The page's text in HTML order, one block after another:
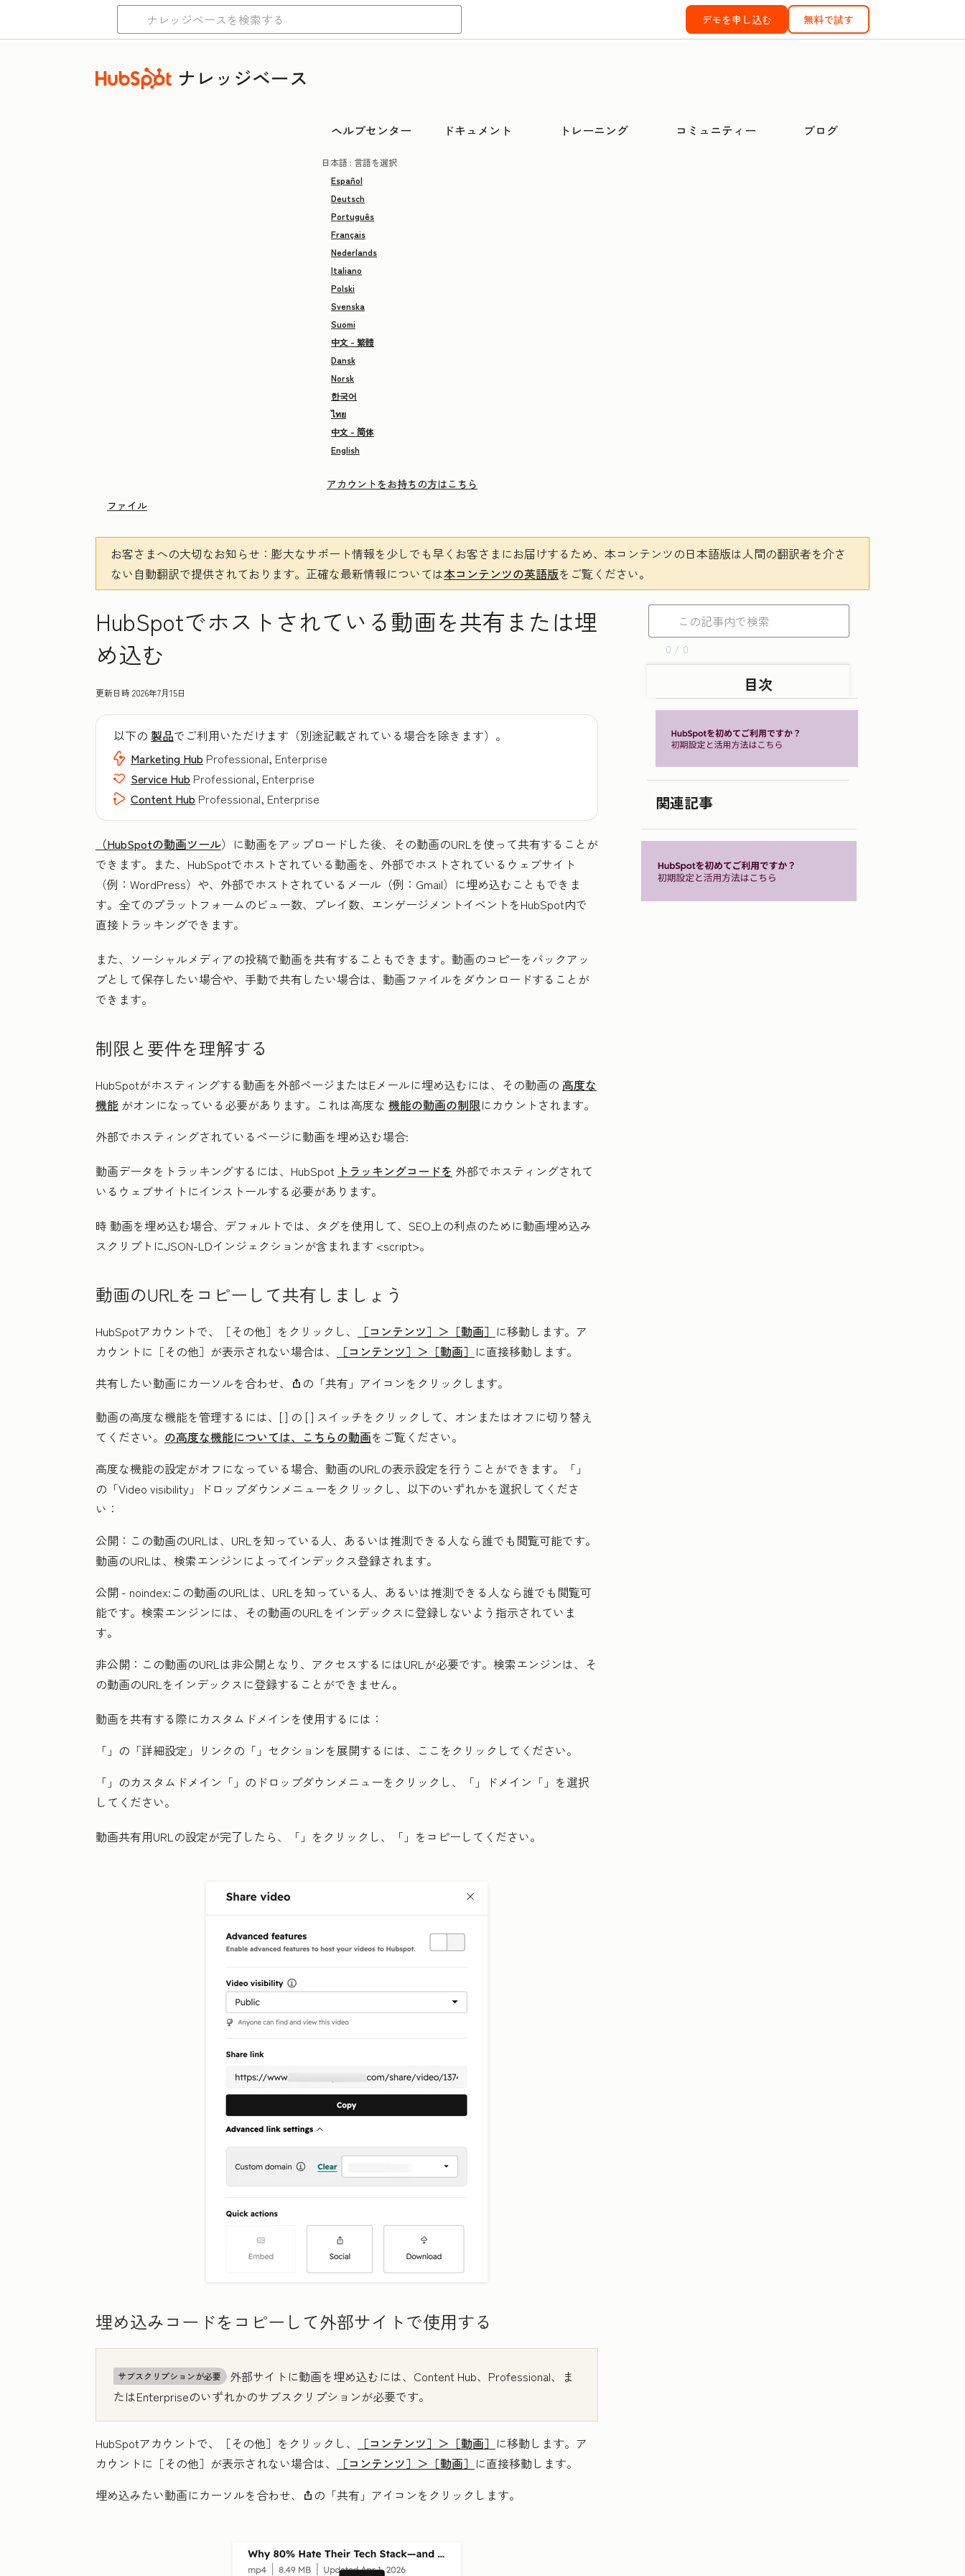
デモを申し込む 無料で試す
ナレッジベース
ヘルプセンター ドキュメント トレーニング コミュニティー ブログ
日本語 : 言語を選択
Español
Deutsch
Português
Français
Nederlands
Italiano
Polski
Svenska
Suomi
中文 - 繁體
Dansk
Norsk
한국어
ไทย
中文 - 简体
English
アカウントをお持ちの方はこちら
ファイル
お客さまへの大切なお知らせ ：膨大なサポート情報を少しでも早くお客さまにお届けするため、本コンテンツの日本語版は人間の翻訳者を介さ
ない自動翻訳で提供されております。 正確な最新情報については本コンテンツの英語版をご覧ください。
HubSpotでホストされている動画を共有または埋
め込む
更新日時2026年7月15日
以下の 製品でご利用いただけます（別途記載されている場合を除きます）。
Marketing Hub Professional, Enterprise
Service Hub Professional, Enterprise
Content Hub Professional, Enterprise
（HubSpotの動画ツール）に動画をアップロードした後、その動画のURLを使って共有することが
できます。また、HubSpotでホストされている動画を、外部でホストされているウェブサイト
（例：WordPress）や、外部でホストされているメール（例：Gmail）に埋め込むこともできま
す。全てのプラットフォームのビュー数、プレイ数、エンゲージメントイベントをHubSpot内で
直接トラッキングできます。
また、ソーシャルメディアの投稿で動画を共有することもできます。動画のコピーをバックアッ
プとして保存したい場合や、手動で共有したい場合は、動画ファイルをダウンロードすることが
できます。
制限と要件を理解する
HubSpotがホスティングする動画を外部ページまたはEメールに埋め込むには、その動画の 高度な
機能 がオンになっている必要があります。これは高度な 機能の動画の制限にカウントされます。
外部でホスティングされているページに動画を埋め込む場合:
動画データをトラッキングするには、HubSpot トラッキングコードを 外部でホスティングされて
いるウェブサイトにインストールする必要があります。
時 動画を埋め込む場合、デフォルトでは、タグを使用して、SEO上の利点のために動画埋め込み
スクリプトにJSON-LDインジェクションが含まれます <script>。
動画のURLをコピーして共有しましょう
HubSpotアカウントで、 ［その他］をクリックし、 ［コンテンツ］＞ ［動画］ に移動します。ア
カウントに ［その他］が表示されない場合は、 ［コンテンツ］＞ ［動画］ に直接移動します。​
共有したい動画にカーソルを合わせ、
shareIcon の「共有」アイコンをクリックします。
動画の高度な機能を管理するには、[] の [] スイッチをクリックして、オンまたはオフに切り替え
てください。 の高度な機能については、こちらの動画をご覧ください。
高度な機能の設定がオフになっている場合、動画のURLの表示設定を行うことができます。「 」
の「Video visibility」
ドロップダウンメニューをクリックし、以下のいずれかを選択してくださ
い：
公開： この動画のURLは、URLを知っている人、あるいは推測できる人なら誰でも閲覧可能です。
動画のURLは、検索エンジンによってインデックス登録されます。
公開 - noindex:この動画のURLは、URLを知っている人、あるいは推測できる人なら誰でも閲覧可
能です。検索エンジンには、その動画のURLをインデックスに登録しないよう指示されていま
す。
非公開： この動画のURLは非公開となり、アクセスするにはURLが必要です。検索エンジンは、そ
の動画のURLをインデックスに登録することができません。
動画を共有する際にカスタムドメインを使用するには：
「 」の「詳細設定」リンクの「 」セクションを展開するには、ここをクリックしてください。
「 」のカスタムドメイン「 」のドロップダウンメニューをクリックし、「 」ドメイン「 」を選択
してください。
動画共有用URLの設定が完了したら、「 」をクリックし、「 」をコピーしてください。
埋め込みコードをコピーして外部サイトで使用する
サブスクリプションが必要 外部サイトに動画を埋め込むには、 Content Hub、Professional、ま
たはEnterpriseのいずれかのサブスクリプションが必要です。
HubSpotアカウントで、 ［その他］をクリックし、 ［コンテンツ］＞ ［動画］ に移動します。ア
カウントに ［その他］が表示されない場合は、 ［コンテンツ］＞ ［動画］ に直接移動します。​
埋め込みたい動画にカーソルを合わせ、
shareIcon の「共有」アイコンをクリックします。
0 / 0
目次
関連記事